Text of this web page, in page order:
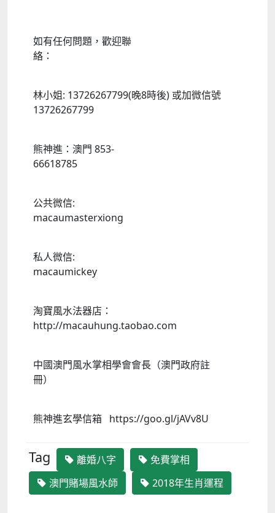
如有任何問題，歡迎聯
絡：
林小姐: 13726267799(晚8時後) 或加微信號
13726267799
熊神進：澳門 853-
66618785
公共微信:
macaumasterxiong
私人微信:
macaumickey
淘寶風水法器店：
http://macauhung.taobao.com
中國澳門風水掌相學會會長（澳門政府註
冊）
熊神進玄學信箱 https://goo.gl/jAVv8U
Tag 離婚八字
免費掌相
澳門賭場風水師
2018年生肖運程